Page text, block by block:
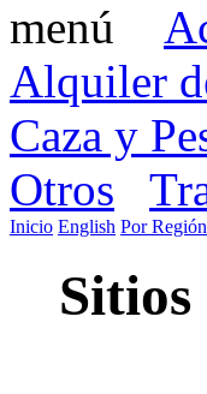
Alquiler
Caza y
Otros
Inicio English Por Región
Sitios